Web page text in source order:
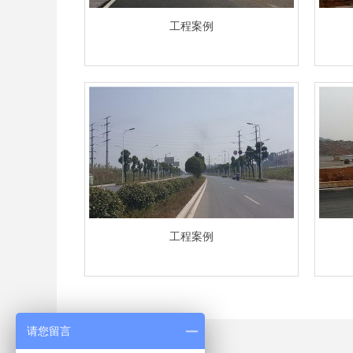
工程案例
工程案例
请您留言